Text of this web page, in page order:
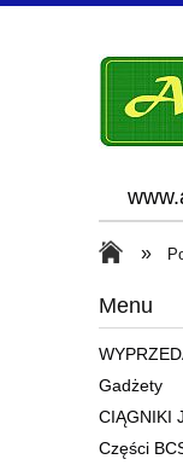
»
Menu
Gadżety
CIĄGNIKI
Części